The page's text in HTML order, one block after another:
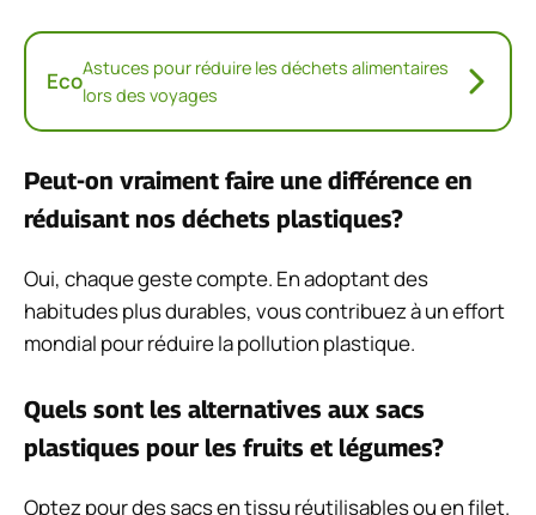
EcoAstuces pour réduire les déchets alimentaires
lors des voyages
Peut-on vraiment faire une différence en
réduisant nos déchets plastiques?
Oui, chaque geste compte. En adoptant des
habitudes plus durables, vous contribuez à un effort
mondial pour réduire la pollution plastique.
Quels sont les alternatives aux sacs
plastiques pour les fruits et légumes?
Optez pour des sacs en tissu réutilisables ou en filet.